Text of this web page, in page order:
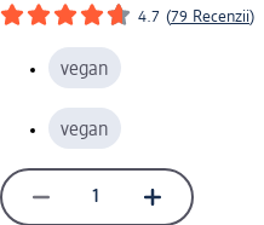
4.7 (79 Recenzii)
vegan
vegan